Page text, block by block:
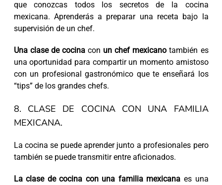
que conozcas todos los secretos de la cocina
mexicana. Aprenderás a preparar una receta bajo la
supervisión de un chef.
Una clase de cocinacon un chef mexicano también es
una oportunidad para compartir un momento amistoso
con un profesional gastronómico que te enseñará los
“tips” de los grandes chefs.
8. CLASE DE COCINA CON UNA FAMILIA
MEXICANA.
La cocina se puede aprender junto a profesionales pero
también se puede transmitir entre aficionados.
La clase de cocina con una familia mexicana es una